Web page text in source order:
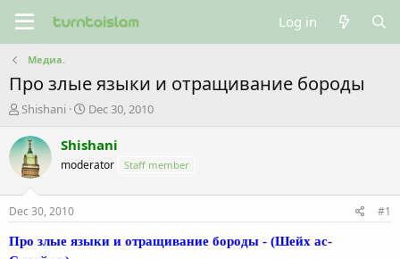
Log in
Медиа.
Про злые языки и отращивание бороды
T
r
e
a
t
a
r
Shishani
S
a
t
e
Dec 30, 2010
Shishani
moderator Staff member
Dec 30, 2010 #1
Про злые языки и отращивание бороды - (Шейх ас-